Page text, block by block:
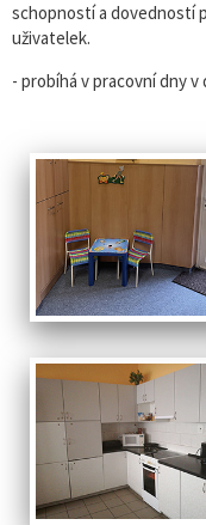
schopností a dovedností
uživatelek.
- probíhá v pracovní dny v